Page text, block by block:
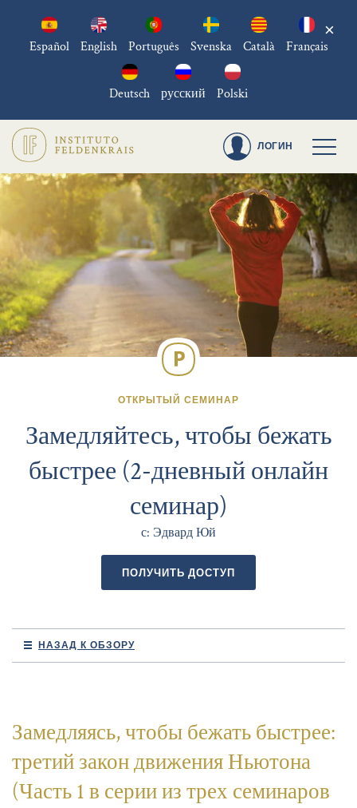
Español English Português Svenska Català Français
Deutsch русский Polski
×
ЛОГИН
ОТКРЫТЫЙ СЕМИНАР
Замедляйтесь, чтобы бежать
быстрее (2-дневный онлайн
семинар)
с: Эдвард Юй
ПОЛУЧИТЬ ДОСТУП
НАЗАД К ОБЗОРУ
Замедляясь, чтобы бежать быстрее:
третий закон движения Ньютона
(Часть 1 в серии из трех семинаров